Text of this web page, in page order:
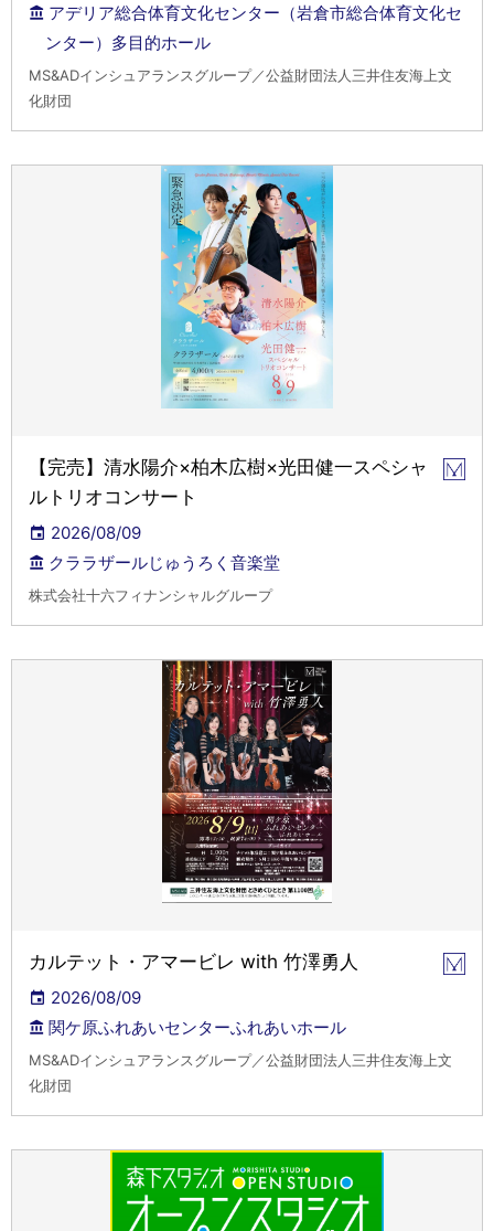
アデリア総合体育文化センター（岩倉市総合体育文化セ
ンター）多目的ホール
MS&ADインシュアランスグループ／公益財団法人三井住友海上文
化財団
【完売】清水陽介×柏木広樹×光田健一スペシャ
ルトリオコンサート
2026/08/09
クララザールじゅうろく音楽堂
株式会社十六フィナンシャルグループ
カルテット・アマービレ with 竹澤勇人
2026/08/09
関ケ原ふれあいセンターふれあいホール
MS&ADインシュアランスグループ／公益財団法人三井住友海上文
化財団